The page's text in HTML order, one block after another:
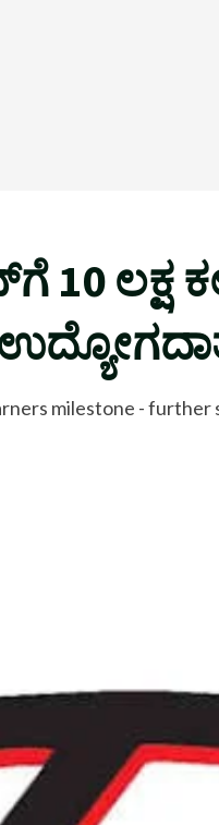
10 ಲಕ್ಷ
milestone -